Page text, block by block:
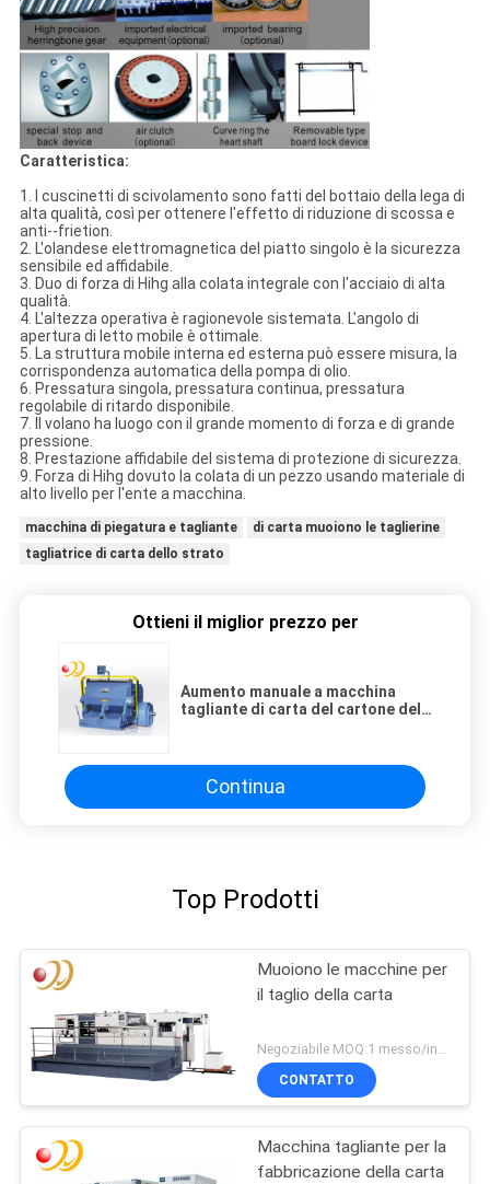
Caratteristica:
1. I cuscinetti di scivolamento sono fatti del bottaio della lega di
alta qualità, così per ottenere l'effetto di riduzione di scossa e
anti--frietion.
2. L'olandese elettromagnetica del piatto singolo è la sicurezza
sensibile ed affidabile.
3. Duo di forza di Hihg alla colata integrale con l'acciaio di alta
qualità.
4. L'altezza operativa è ragionevole sistemata. L'angolo di
apertura di letto mobile è ottimale.
5. La struttura mobile interna ed esterna può essere misura, la
corrispondenza automatica della pompa di olio.
6. Pressatura singola, pressatura continua, pressatura
regolabile di ritardo disponibile.
7. Il volano ha luogo con il grande momento di forza e di grande
pressione.
8. Prestazione affidabile del sistema di protezione di sicurezza.
9. Forza di Hihg dovuto la colata di un pezzo usando materiale di
alto livello per l'ente a macchina.
macchina di piegatura e tagliante
di carta muoiono le taglierine
tagliatrice di carta dello strato
Ottieni il miglior prezzo per
Aumento manuale a macchina
tagliante di carta del cartone del
Continua
Top Prodotti
Muoiono le macchine per
il taglio della carta
Negoziabile MOQ:1 messo/insiemi
CONTATTO
Macchina tagliante per la
fabbricazione della carta